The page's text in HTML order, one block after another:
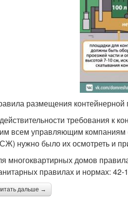
размещения контейнерной
требования к
всем управляющим
нужно было их осмотреть и
многоквартирных домов
правилах и нормах: 42-
дальше →